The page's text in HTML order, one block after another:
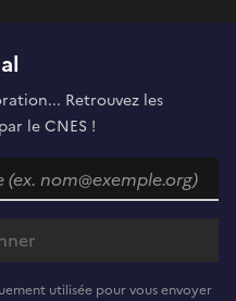
Retrouvez les
le CNES !
utilisée pour vous envoyer